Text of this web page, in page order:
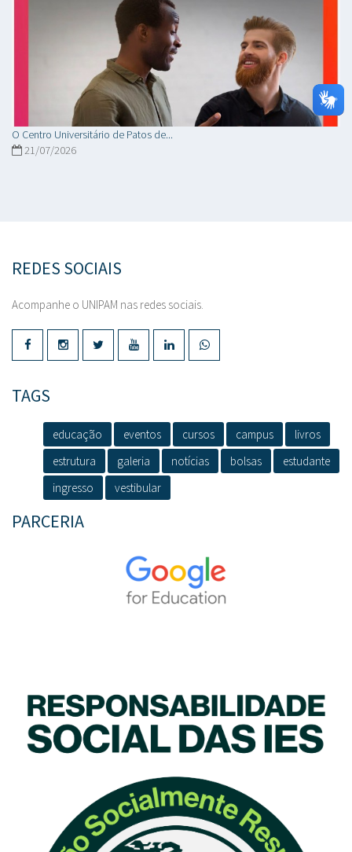
O Centro Universitário de Patos de...
21/07/2026
REDES SOCIAIS
Acompanhe o UNIPAM nas redes sociais.
TAGS
educação eventos cursos campus
livros
estrutura
galeria notícias bolsas
estudante
ingresso
vestibular
PARCERIA